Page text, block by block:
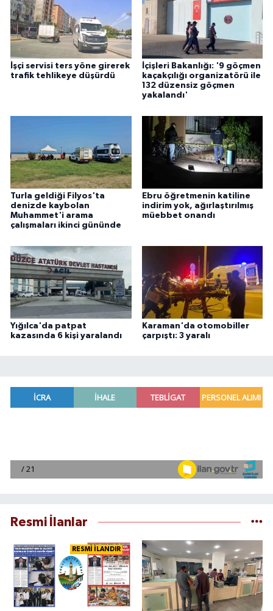
İşçi servisi ters yöne girerek
trafik tehlikeye düşürdü
İçişleri Bakanlığı: '9 göçmen
kaçakçılığı organizatörü ile
132 düzensiz göçmen
yakalandı'
Turla geldiği Filyos'ta
denizde kaybolan
Muhammet'i arama
çalışmaları ikinci gününde
Ebru öğretmenin katiline
indirim yok, ağırlaştırılmış
müebbet onandı
Yığılca'da patpat
kazasında 6 kişi yaralandı
Karaman'da otomobiller
çarpıştı: 3 yaralı
Resmi İlanlar
RESMİ İLANDIR